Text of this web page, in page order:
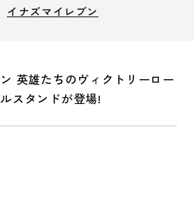
イナズマイレブン
英雄たちのヴィクトリーロー
スタンドが登場!